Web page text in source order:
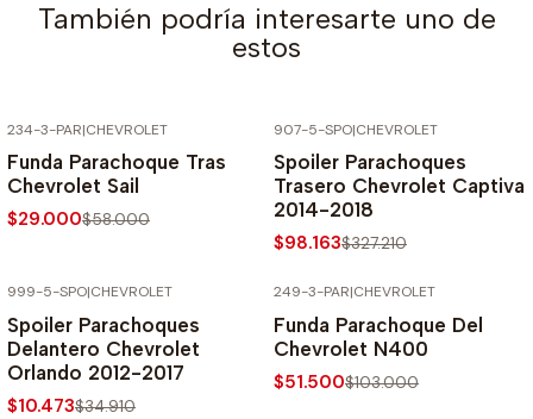
También podría interesarte uno de
estos
234-3-PAR|CHEVROLET
Funda Parachoque Tras
Chevrolet Sail
$29.000$58.000
907-5-SPO|CHEVROLET
Spoiler Parachoques
Trasero Chevrolet Captiva
2014-2018
$98.163$327.210
999-5-SPO|CHEVROLET
Spoiler Parachoques
Delantero Chevrolet
Orlando 2012-2017
$10.473$34.910
249-3-PAR|CHEVROLET
Funda Parachoque Del
Chevrolet N400
$51.500$103.000